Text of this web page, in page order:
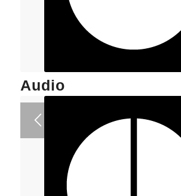
Audio